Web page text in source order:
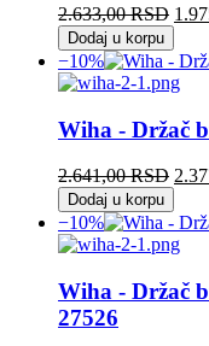
2.633,00RSD
cena
je
bila:
Dodaj u korpu
−10%
Wiha - Držač
2.641,00RSD
cena
je
bila:
Dodaj u korpu
−10%
Wiha - Držač
27526